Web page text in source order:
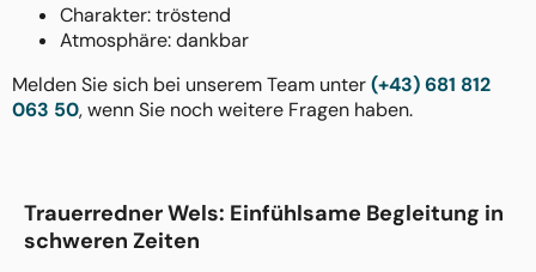
Charakter: tröstend
Atmosphäre: dankbar
Melden Sie sich bei unserem Team unter(+43) 681 812
063 50, wenn Sie noch weitere Fragen haben.
Trauerredner Wels: Einfühlsame Begleitung in
schweren Zeiten